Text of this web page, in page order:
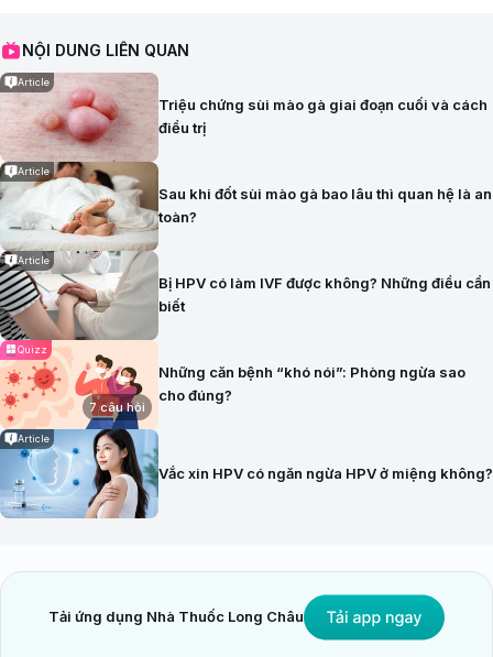
NỘI DUNG LIÊN QUAN
Article
Triệu chứng sùi mào gà giai đoạn cuối và cách
điều trị
Article
Sau khi đốt sùi mào gà bao lâu thì quan hệ là an
toàn?
Article
Bị HPV có làm IVF được không? Những điều cần
biết
Quizz
7 câu hỏi
Những căn bệnh “khó nói”: Phòng ngừa sao
cho đúng?
Article
Vắc xin HPV có ngăn ngừa HPV ở miệng không?
Tải ứng dụng Nhà Thuốc Long Châu